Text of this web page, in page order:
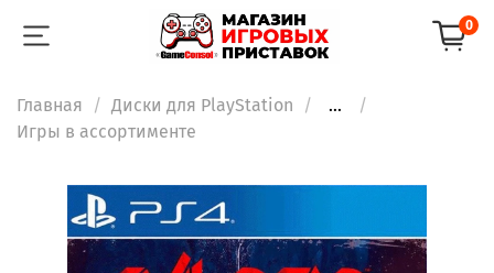
0
Главная Диски для PlayStation
...
Игры в ассортименте